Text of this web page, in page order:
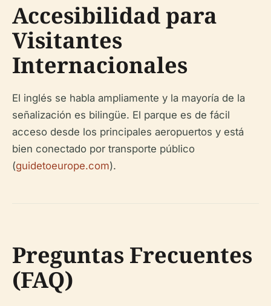
Accesibilidad para
Visitantes
Internacionales
El inglés se habla ampliamente y la mayoría de la
señalización es bilingüe. El parque es de fácil
acceso desde los principales aeropuertos y está
bien conectado por transporte público
(guidetoeurope.com).
Preguntas Frecuentes
(FAQ)